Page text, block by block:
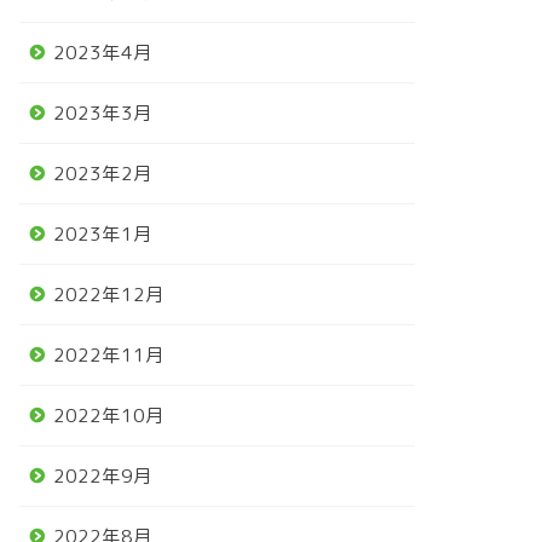
2023年4月
2023年3月
2023年2月
2023年1月
2022年12月
2022年11月
2022年10月
2022年9月
2022年8月